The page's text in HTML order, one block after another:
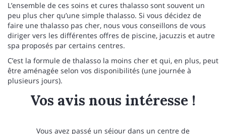
L’ensemble de ces soins et cures thalasso sont souvent un
peu plus cher qu’une simple thalasso. Si vous décidez de
faire une thalasso pas cher, nous vous conseillons de vous
diriger vers les différentes offres de piscine, jacuzzis et autre
spa proposés par certains centres.
C’est la formule de thalasso la moins cher et qui, en plus, peut
être aménagée selon vos disponibilités (une journée à
plusieurs jours).
Vos avis nous intéresse !
Vous avez passé un séjour dans un centre de